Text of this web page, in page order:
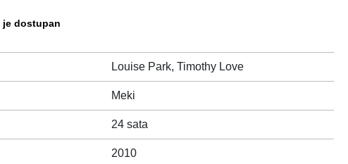
je dostupan
Louise Park, Timothy Love
Meki
24 sata
2010